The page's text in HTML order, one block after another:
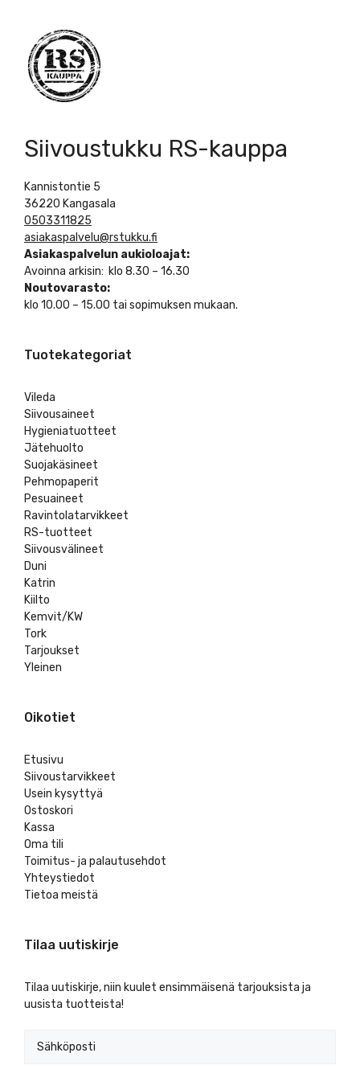
Siivoustukku RS-kauppa
Kannistontie 5
36220 Kangasala
0503311825
asiakaspalvelu@rstukku.fi
Asiakaspalvelun aukioloajat:
Avoinna arkisin: klo 8.30 – 16.30
Noutovarasto:
klo 10.00 – 15.00 tai sopimuksen mukaan.
Tuotekategoriat
Vileda
Siivousaineet
Hygieniatuotteet
Jätehuolto
Suojakäsineet
Pehmopaperit
Pesuaineet
Ravintolatarvikkeet
RS-tuotteet
Siivousvälineet
Duni
Katrin
Kiilto
Kemvit/KW
Tork
Tarjoukset
Yleinen
Oikotiet
Etusivu
Siivoustarvikkeet
Usein kysyttyä
Ostoskori
Kassa
Oma tili
Toimitus- ja palautusehdot
Yhteystiedot
Tietoa meistä
Tilaa uutiskirje
Tilaa uutiskirje, niin kuulet ensimmäisenä tarjouksista ja
uusista tuotteista!